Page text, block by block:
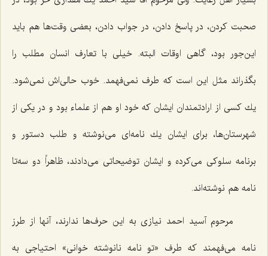
صحبت كردن، در پاسخ دادن، در جواب دادن، بعضی وقت‌ها هم باید
این‌جور بود، گاهی اوقات البته. خیلی با تعارف انسان مطلب را
بگذراند مثل این است كه طرف نمی‌فهمد. خوب حالی‌اش نمی‌شود.
یك كسی از ارادتمندان ایشان كه خود او هم از علماء بود و در یكی از
شهرستان‌ها، برای ایشان یك نامه‌ای می‌نوشته و طلب دستور و
برنامه سلوكی می‌كرده و ایشان توضیحاتی می‌دادند، ظاهراً دو سه‌تا
نامه هم نوشته‌اند.
مرحوم آسید احمد نیازی به این حرف‌ها ندارند، آنها از طرز
نامه می‌فهمند كه طرف «تو نامه نانوشته خوانی» احتیاجی به